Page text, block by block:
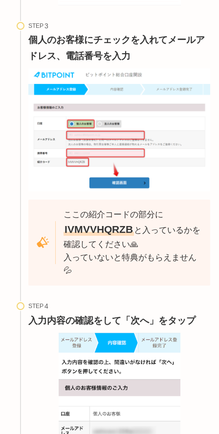
STEP
個人のお客様にチェックを入れてメールア
ドレス、電話番号を入力
ここの紹介コードの部分に
IVMVVHQRZB と入っているかを
確認してください🙏
入っていないと特典がもらえません
💦
STEP
入力内容の確認をして「次へ」をタップ